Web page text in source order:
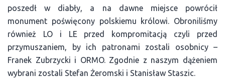
poszedł w diabły, a na dawne miejsce powrócił
monument poświęcony polskiemu królowi. Obroniliśmy
również LO i LE przed kompromitacją czyli przed
przymuszaniem, by ich patronami zostali osobnicy –
Franek Zubrzycki i ORMO. Zgodnie z naszym dążeniem
wybrani zostali Stefan Żeromski i Stanisław Staszic.